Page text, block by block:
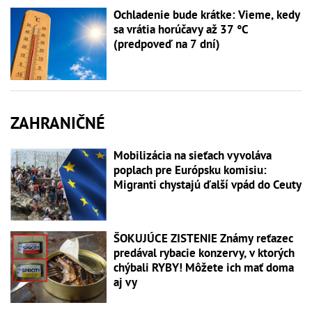
Ochladenie bude krátke: Vieme, kedy
sa vrátia horúčavy až 37 °C
(predpoveď na 7 dní)
ZAHRANIČNÉ
Mobilizácia na sieťach vyvoláva
poplach pre Európsku komisiu:
Migranti chystajú ďalší vpád do Ceuty
ŠOKUJÚCE ZISTENIE Známy reťazec
predával rybacie konzervy, v ktorých
chýbali RYBY! Môžete ich mať doma
aj vy